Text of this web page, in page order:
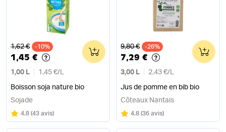
Ancien prix
1,62 € -10%
1,45 €
1,00 L 1,45 €/ L
Boisson soja nature bio
0
Sojade
Note
4.8 sur 5
(43 avis)
Ancien prix
9,80 € -26%
7,29 €
3,00 L 2,43 €/ L
Jus de pomme en bib bio
0
Côteaux Nantais
Note
4.8 sur 5
(36 avis)